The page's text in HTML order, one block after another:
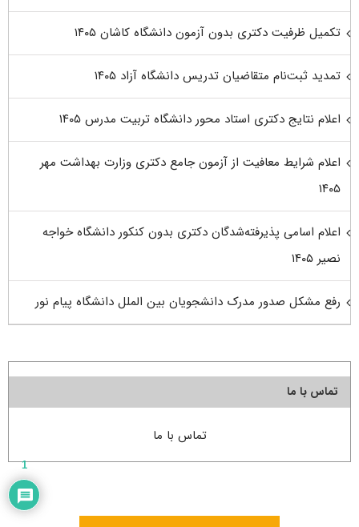
تکمیل ظرفیت دکتری بدون آزمون دانشگاه کاشان ۱۴۰۵
تمدید ثبت‌نام متقاضیان تدریس دانشگاه آزاد ۱۴۰۵
اعلام نتایج دکتری استاد محور دانشگاه تربیت مدرس ۱۴۰۵
اعلام شرایط معافیت از آزمون جامع دکتری وزارت بهداشت مهر
۱۴۰۵
اعلام اسامی پذیرفته‌شدگان دکتری بدون کنکور دانشگاه خواجه
نصیر ۱۴۰۵
رفع مشکل صدور مدرک دانشجویان بین الملل دانشگاه پیام نور
تماس با ما
تماس با ما
1